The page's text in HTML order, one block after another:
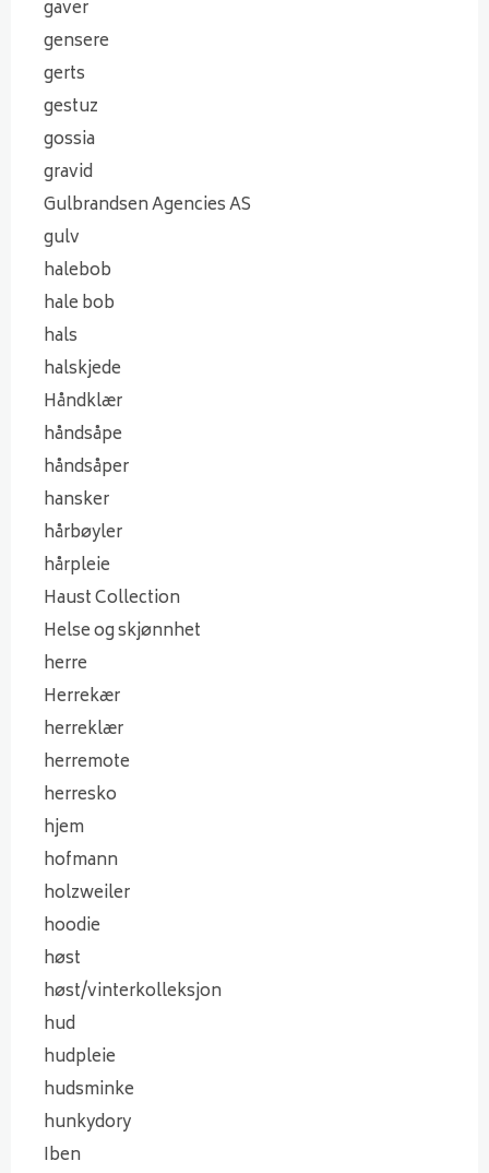
gaver
gensere
gerts
gestuz
gossia
gravid
Gulbrandsen Agencies AS
gulv
halebob
hale bob
hals
halskjede
Håndklær
håndsåpe
håndsåper
hansker
hårbøyler
hårpleie
Haust Collection
Helse og skjønnhet
herre
Herrekær
herreklær
herremote
herresko
hjem
hofmann
holzweiler
hoodie
høst
høst/vinterkolleksjon
hud
hudpleie
hudsminke
hunkydory
Iben